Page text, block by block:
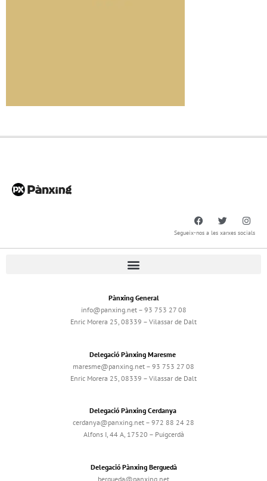
Segueix-nos a les xarxes socials
Pànxing General
info@panxing.net – 93 753 27 08
Enric Morera 25, 08339 – Vilassar de Dalt
Delegació Pànxing Maresme
maresme@panxing.net – 93 753 27 08
Enric Morera 25, 08339 – Vilassar de Dalt
Delegació Pànxing Cerdanya
cerdanya@panxing.net – 972 88 24 28
Alfons I, 44 A, 17520 – Puigcerdà
Delegació Pànxing Berguedà
bergueda@panxing.net